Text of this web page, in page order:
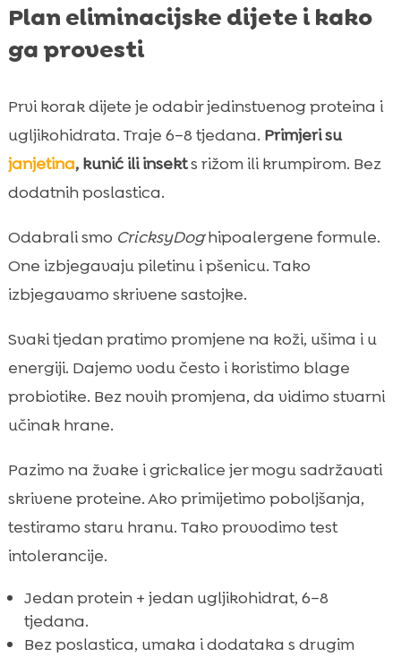
Plan eliminacijske dijete i kako
ga provesti
Prvi korak dijete je odabir jedinstvenog proteina i
ugljikohidrata. Traje 6–8 tjedana. Primjeri su
janjetina, kunić ili insekts rižom ili krumpirom. Bez
dodatnih poslastica.
Odabrali smo CricksyDoghipoalergene formule.
One izbjegavaju piletinu i pšenicu. Tako
izbjegavamo skrivene sastojke.
Svaki tjedan pratimo promjene na koži, ušima i u
energiji. Dajemo vodu često i koristimo blage
probiotike. Bez novih promjena, da vidimo stvarni
učinak hrane.
Pazimo na žvake i grickalice jer mogu sadržavati
skrivene proteine. Ako primijetimo poboljšanja,
testiramo staru hranu. Tako provodimo test
intolerancije.
Jedan protein + jedan ugljikohidrat, 6–8
tjedana.
Bez poslastica, umaka i dodataka s drugim